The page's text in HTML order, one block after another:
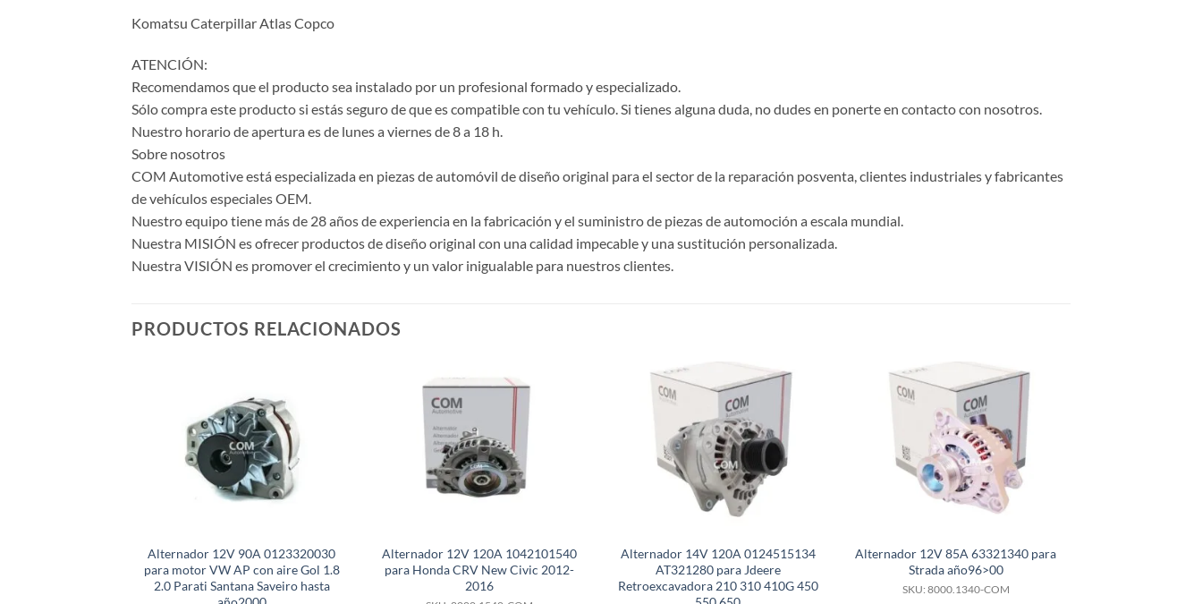
Komatsu Caterpillar Atlas Copco
ATENCIÓN:
Recomendamos que el producto sea instalado por un profesional formado y especializado.
Sólo compra este producto si estás seguro de que es compatible con tu vehículo. Si tienes alguna duda, no dudes en ponerte en contacto con nosotros.
Nuestro horario de apertura es de lunes a viernes de 8 a 18 h.
Sobre nosotros
COM Automotive está especializada en piezas de automóvil de diseño original para el sector de la reparación posventa, clientes industriales y fabricantes
de vehículos especiales OEM.
Nuestro equipo tiene más de 28 años de experiencia en la fabricación y el suministro de piezas de automoción a escala mundial.
Nuestra MISIÓN es ofrecer productos de diseño original con una calidad impecable y una sustitución personalizada.
Nuestra VISIÓN es promover el crecimiento y un valor inigualable para nuestros clientes.
PRODUCTOS RELACIONADOS
Alternador 12V 90A 0123320030
para motor VW AP con aire Gol 1.8
2.0 Parati Santana Saveiro hasta
Alternador 12V 120A 1042101540
para Honda CRV New Civic 2012-
2016
Alternador 14V 120A 0124515134
AT321280 para Jdeere
Retroexcavadora 210 310 410G 450
Alternador 12V 85A 63321340 para
Strada año96>00
SKU: 8000.1340-COM